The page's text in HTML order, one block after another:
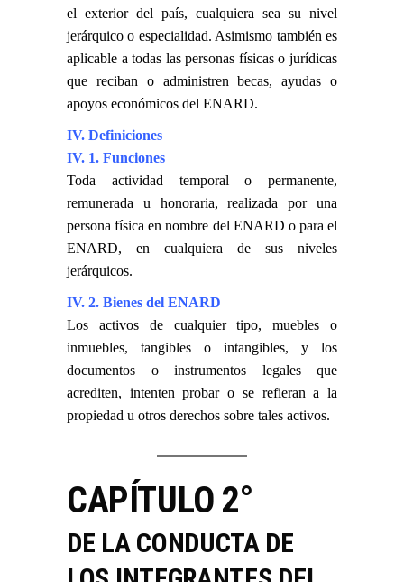
el exterior del país, cualquiera sea su nivel
jerárquico o especialidad. Asimismo también es
aplicable a todas las personas físicas o jurídicas
que reciban o administren becas, ayudas o
apoyos económicos del ENARD.
IV. Definiciones
IV. 1. Funciones
Toda actividad temporal o permanente,
remunerada u honoraria, realizada por una
persona física en nombre del ENARD o para el
ENARD, en cualquiera de sus niveles
jerárquicos.
IV. 2. Bienes del ENARD
Los activos de cualquier tipo, muebles o
inmuebles, tangibles o intangibles, y los
documentos o instrumentos legales que
acrediten, intenten probar o se refieran a la
propiedad u otros derechos sobre tales activos.
CAPÍTULO 2°
DE LA CONDUCTA DE